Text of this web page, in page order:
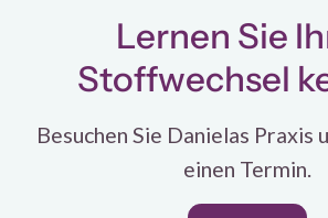
Lernen Sie
Stoffwechsel
Besuchen Sie Danielas Praxis
einen Termin.